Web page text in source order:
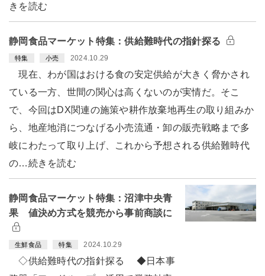
きを読む
静岡食品マーケット特集：供給難時代の指針探る
特集 小売 2024.10.29
現在、わが国はおける食の安定供給が大きく脅かされ
ている一方、世間の関心は高くないのが実情だ。そこ
で、今回はDX関連の施策や耕作放棄地再生の取り組みか
ら、地産地消につなげる小売流通・卸の販売戦略まで多
岐にわたって取り上げ、これから予想される供給難時代
の…続きを読む
静岡食品マーケット特集：沼津中央青
果 値決め方式を競売から事前商談に
生鮮食品 特集 2024.10.29
◇供給難時代の指針探る ◆日本事